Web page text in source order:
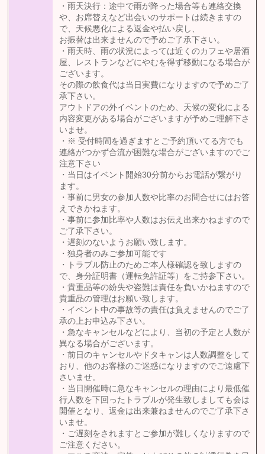
・雨天決行：途中で雨が降った場合等も連絡交換
や、お席替えなど出会いのサポートは続きますの
で、天候悪化による返金や払い戻し、
お振替は出来ませんので予めご了承下さい。
・雨天時、雨の状況によっては近くのカフェや居酒
屋、レストランなどにやむを得ず移動になる場合が
ございます。
その際の飲食代は当日実費になりますので予めご了
承下さい。
アウトドアの外イベントのため、天候の変化による
内容変更がある場合がございますが予めご理解下さ
いませ。
・※ 受付時間を過ぎますとご予約頂いてる方でも
連絡がつかず合流が困難な場合がございますのでご
注意下さい
・当日はイベント開始30分前からお電話が繋がり
ます。
・事前に男女の参加人数や比率のお問合せにはお答
えできかねます。
・事前に参加比率や人数はお伝え出来かねますので
ご了承下さい。
・遅刻のないようお願い致します。
・独身者のみご参加可能です
・トラブル防止のためご本人様確認を致しますの
で、身分証明書（運転免許証等）をご持参下さい。
・貴重品等の紛失や盗難は責任を負いかねますので
貴重品の管理はお願い致します。
・イベント中の事故等の責任は負えませんのでご了
承の上お申込み下さい。
・急なキャンセルなどにより、当初の予定と人数が
異なる場合がございます。
・前日のキャンセルやドタキャンは人数調整をして
おり、他のお客様のご迷惑になりますのでご遠慮下
さいませ。
・当日開催時に急なキャンセルの理由により最低催
行人数を下回ったトラブルが発生致しましても会は
開催となり、返金は出来兼ねませんのでご了承下さ
いませ。
・ご遅刻をされますとご参加が難しくなりますので
ご注意ください。